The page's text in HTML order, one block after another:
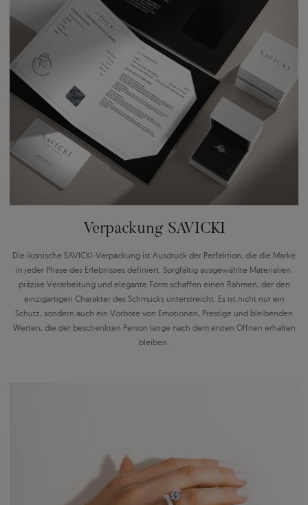
Verpackung SAVICKI
Die ikonische SAVICKI-Verpackung ist Ausdruck der Perfektion, die die Marke
in jeder Phase des Erlebnisses definiert. Sorgfältig ausgewählte Materialien,
präzise Verarbeitung und elegante Form schaffen einen Rahmen, der den
einzigartigen Charakter des Schmucks unterstreicht. Es ist nicht nur ein
Schutz, sondern auch ein Vorbote von Emotionen, Prestige und bleibenden
Werten, die der beschenkten Person lange nach dem ersten Öffnen erhalten
bleiben.